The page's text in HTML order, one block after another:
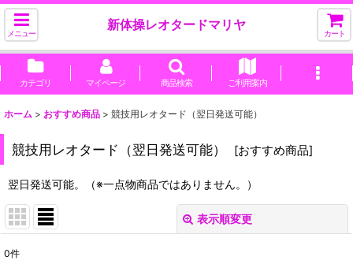
メニュー
新体操レオタードマリヤ
カート
カテゴリ マイページ 商品検索 ご利用案内
ホーム > おすすめ商品 > 競技用レオタード（翌日発送可能）
競技用レオタード（翌日発送可能） [おすすめ商品]
翌日発送可能。（※一点物商品ではありません。）
表示順変更
0件